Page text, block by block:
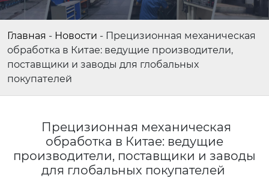
Главная - Новости - Прецизионная механическая
обработка в Китае: ведущие производители,
поставщики и заводы для глобальных
покупателей
Прецизионная механическая
обработка в Китае: ведущие
производители, поставщики и заводы
для глобальных покупателей